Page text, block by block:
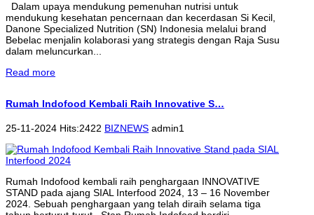
Dalam upaya mendukung pemenuhan nutrisi untuk
mendukung kesehatan pencernaan dan kecerdasan Si Kecil,
Danone Specialized Nutrition (SN) Indonesia melalui brand
Bebelac menjalin kolaborasi yang strategis dengan Raja Susu
dalam meluncurkan...
Read more
Rumah Indofood Kembali Raih Innovative S…
25-11-2024 Hits:2422 BIZNEWS admin1
Rumah Indofood kembali raih penghargaan INNOVATIVE
STAND pada ajang SIAL Interfood 2024, 13 – 16 November
2024. Sebuah penghargaan yang telah diraih selama tiga